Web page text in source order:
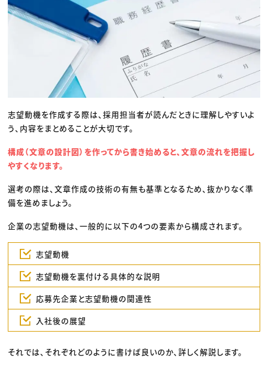
志望動機を作成する際は、採用担当者が読んだときに理解しやすいよ
う、内容をまとめることが大切です。
構成（文章の設計図）を作ってから書き始めると、文章の流れを把握し
やすくなります。
選考の際は、文章作成の技術の有無も基準となるため、抜かりなく準
備を進めましょう。
企業の志望動機は、一般的に以下の4つの要素から構成されます。
志望動機
志望動機を裏付ける具体的な説明
応募先企業と志望動機の関連性
入社後の展望
それでは、それぞれどのように書けば良いのか、詳しく解説します。